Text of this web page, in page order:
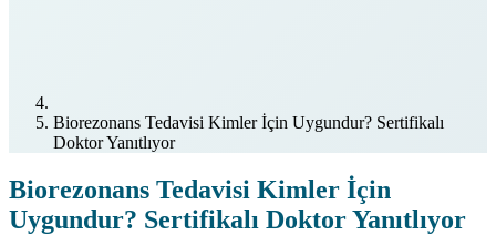
Biorezonans Tedavisi Kimler İçin Uygundur? Sertifikalı
Doktor Yanıtlıyor
Biorezonans Tedavisi Kimler İçin
Uygundur? Sertifikalı Doktor Yanıtlıyor